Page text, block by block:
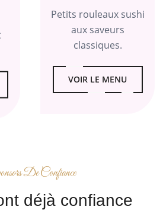
Petits rouleaux sushi
aux saveurs
classiques.
VOIR LE MENU
De Confiance
déjà confiance